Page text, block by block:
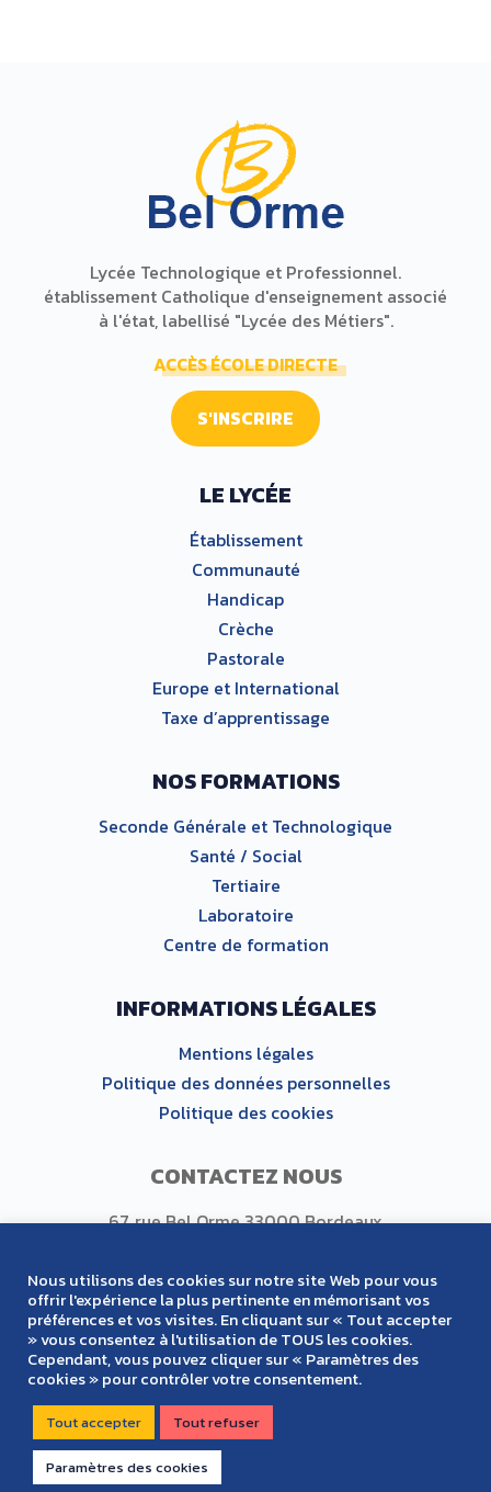
Lycée Technologique et Professionnel.
établissement Catholique d'enseignement associé
à l'état, labellisé "Lycée des Métiers".
ACCÈS ÉCOLE DIRECTE
S'INSCRIRE
LE LYCÉE
Établissement
Communauté
Handicap
Crèche
Pastorale
Europe et International
Taxe d’apprentissage
NOS FORMATIONS
Seconde Générale et Technologique
Santé / Social
Tertiaire
Laboratoire
Centre de formation
INFORMATIONS LÉGALES
Mentions légales
Politique des données personnelles
Politique des cookies
CONTACTEZ NOUS
67, rue Bel Orme 33000 Bordeaux
Tel : +33 (0)5 56 00 87 97
SUIVEZ NOUS
Nous utilisons des cookies sur notre site Web pour vous
offrir l'expérience la plus pertinente en mémorisant vos
préférences et vos visites. En cliquant sur « Tout accepter
» vous consentez à l'utilisation de TOUS les cookies.
Cependant, vous pouvez cliquer sur « Paramètres des
cookies » pour contrôler votre consentement.
Tout accepter Tout refuser
Paramètres des cookies